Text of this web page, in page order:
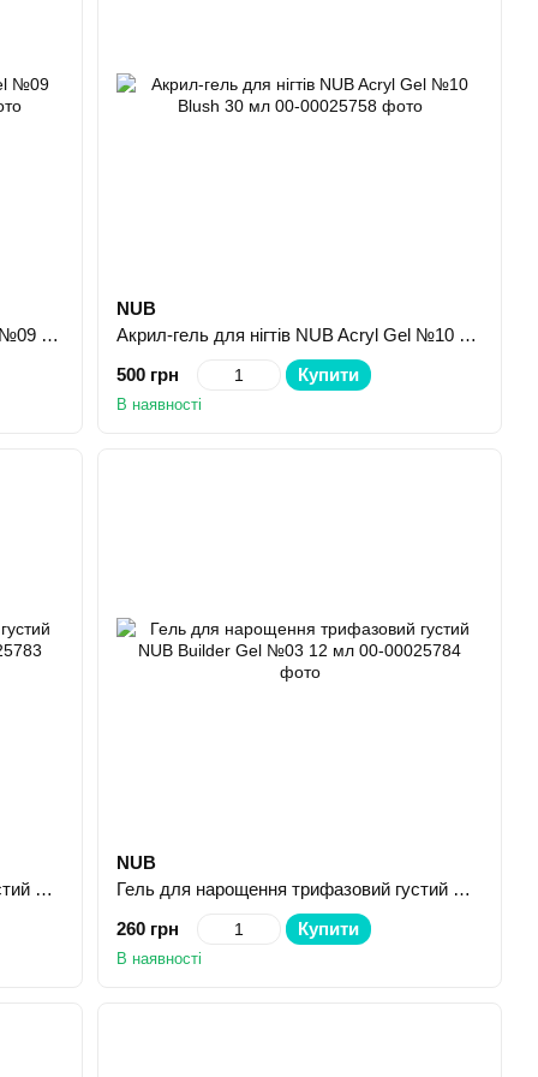
Акрил-гель для нігтів NUB Acryl Gel №09 Cashmere 30 мл
NUB
Акрил-гель для нігтів NUB Acryl Gel №10 Blush 30 мл
500 грн
Купити
В наявності
Гель для нарощення трифазовий густий NUB Builder Gel №02 12 мл
NUB
Гель для нарощення трифазовий густий NUB Builder Gel №03 12 мл
260 грн
Купити
В наявності